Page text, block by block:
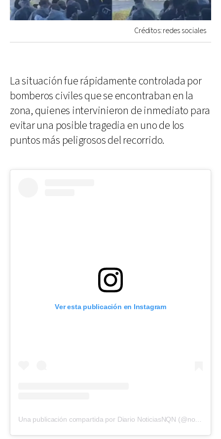
Créditos: redes sociales
La situación fue rápidamente controlada por
bomberos civiles que se encontraban en la
zona, quienes intervinieron de inmediato para
evitar una posible tragedia en uno de los
puntos más peligrosos del recorrido.
Ver esta publicación en Instagram
Una publicación compartida por Diario NoticiasNQN (@noticiasnqn.com.ar)